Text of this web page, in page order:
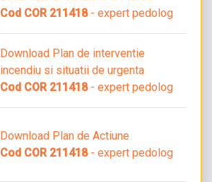
Cod COR 211418- expert pedolog
Download Plan de interventie
incendiu si situatii de urgenta
Cod COR 211418- expert pedolog
Download Plan de Actiune
Cod COR 211418- expert pedolog